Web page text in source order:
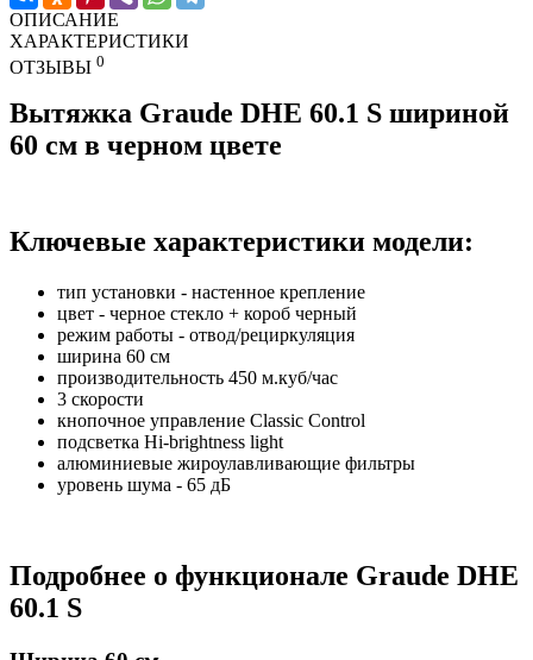
ОПИСАНИЕ
ХАРАКТЕРИСТИКИ
ОТЗЫВЫ 0
Вытяжка Graude DHE 60.1 S шириной
60 см в черном цвете
Ключевые характеристики модели:
тип установки - настенное крепление
цвет - черное стекло + короб черный
режим работы - отвод/рециркуляция
ширина 60 см
производительность 450 м.куб/час
3 скорости
кнопочное управление Classic Control
подсветка Hi-brightness light
алюминиевые жироулавливающие фильтры
уровень шума - 65 дБ
Подробнее о функционале Graude DHE
60.1 S